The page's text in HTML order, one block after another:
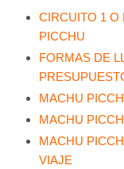
CIRCUITO 1 O
PICCHU
FORMAS DE
MACHU
MACHU
MACHU
VIAJE